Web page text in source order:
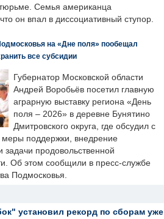
Семья американца
он впал в диссоциативный ступор.
на «Дне поля» пообещал
все субсидии
Губернатор Московской области
Андрей Воробьёв посетил главную
аграрную выставку региона «День
поля – 2026» в деревне Бунятино
Дмитровского округа, где обсудил с
поддержки, внедрение
задачи продовольственной
Об этом сообщили в пресс-службе
Подмосковья.
установил рекорд по сборам уже